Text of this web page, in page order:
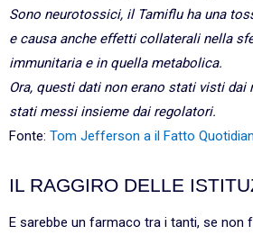
Sono neurotossici, il Tamiflu ha una
e causa anche effetti collaterali nella
immunitaria e in quella metabolica.
Ora, questi dati non erano stati visti dai
stati messi insieme dai regolatori.
Fonte: Tom Jefferson a il Fatto
IL RAGGIRO DELLE
E sarebbe un farmaco tra i tanti, se non